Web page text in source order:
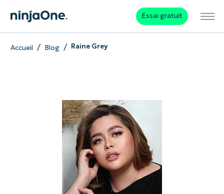
Essai gratuit
Accueil / Blog/ Raine Grey